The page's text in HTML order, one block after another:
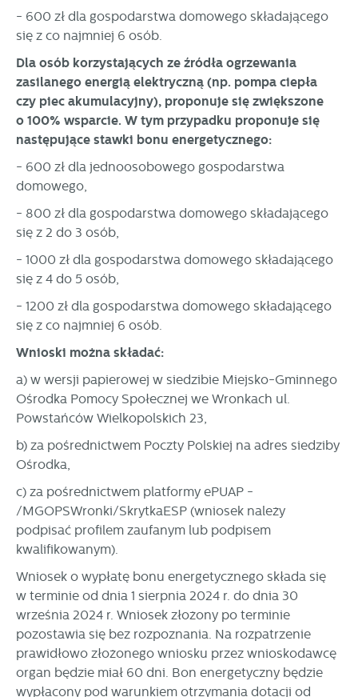
- 600 zł dla gospodarstwa domowego składającego
się z co najmniej 6 osób.
Dla osób korzystających ze źródła ogrzewania
zasilanego energią elektryczną (np. pompa ciepła
czy piec akumulacyjny), proponuje się zwiększone
o 100% wsparcie. W tym przypadku proponuje się
następujące stawki bonu energetycznego:
- 600 zł dla jednoosobowego gospodarstwa
domowego,
- 800 zł dla gospodarstwa domowego składającego
się z 2 do 3 osób,
- 1000 zł dla gospodarstwa domowego składającego
się z 4 do 5 osób,
- 1200 zł dla gospodarstwa domowego składającego
się z co najmniej 6 osób.
Wnioski można składać:
a) w wersji papierowej w siedzibie Miejsko-Gminnego
Ośrodka Pomocy Społecznej we Wronkach ul.
Powstańców Wielkopolskich 23,
b) za pośrednictwem Poczty Polskiej na adres siedziby
Ośrodka,
c) za pośrednictwem platformy ePUAP -
/MGOPSWronki/SkrytkaESP (wniosek należy
podpisać profilem zaufanym lub podpisem
kwalifikowanym).
Wniosek o wypłatę bonu energetycznego składa się
w terminie od dnia 1 sierpnia 2024 r. do dnia 30
września 2024 r. Wniosek złożony po terminie
pozostawia się bez rozpoznania. Na rozpatrzenie
prawidłowo złożonego wniosku przez wnioskodawcę
organ będzie miał 60 dni. Bon energetyczny będzie
wypłacony pod warunkiem otrzymania dotacji od